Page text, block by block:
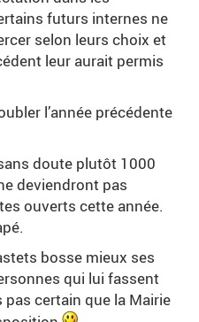
futurs internes ne
selon leurs choix et
leur aurait permis
l’année précédente
doute plutôt 1000
deviendront pas
ouverts cette année.
bosse mieux ses
qui lui fassent
certain que la Mairie